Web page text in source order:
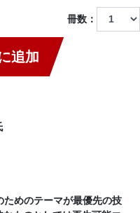
冊数：
追加
めのテーマが最優先の技